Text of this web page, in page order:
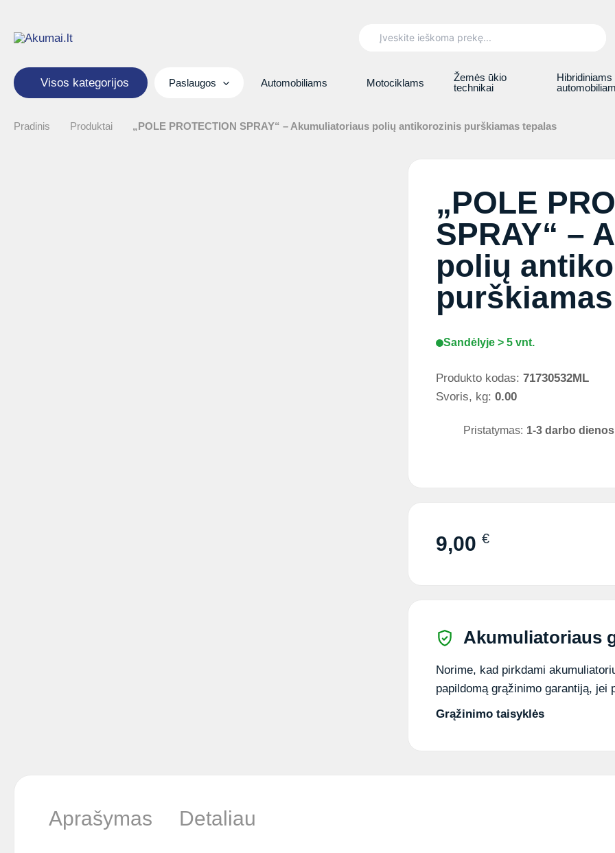
turinio
Visos kategorijos Paslaugos Automobiliams Motociklams
Žemės ūkio
technikai
Hibridiniams
Pradinis Produktai „POLE PROTECTION SPRAY“ – Akumuliatoriaus polių antikorozinis purškiamas tepalas
„POLE
SPRAY“ –
polių
Sandėlyje > 5 vnt.
Produkto kodas: 71730532ML
Svoris, kg: 0.00
Pristatymas: 1-3 darbo dienos
9,00 €
Akumuliatoriaus
Norime, kad pirkdami
papildomą grąžinimo garantiją,
Grąžinimo taisyklės
Aprašymas Detaliau